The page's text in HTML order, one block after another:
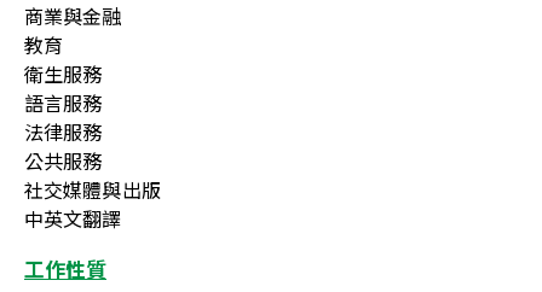
商業與金融
教育
衛生服務
語言服務
法律服務
公共服務
社交媒體與出版
中英文翻譯
工作性質